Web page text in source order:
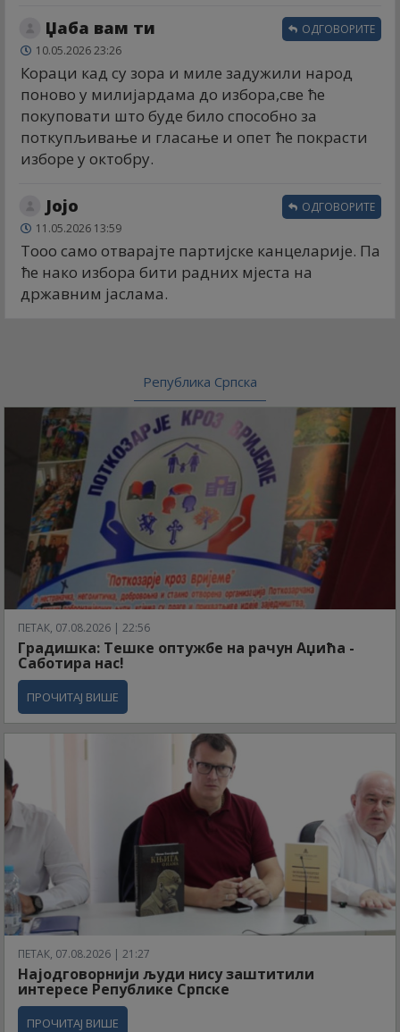
Џаба вам ти
10.05.2026 23:26
Кораци кад су зора и миле задужили народ
поново у милијардама до избора,све ће
покуповати што буде било способно за
поткупљивање и гласање и опет ће покрасти
изборе у октобру.
ОДГОВОРИТЕ
Јојо
11.05.2026 13:59
Тооо само отварајте партијске канцеларије. Па
ће нако избора бити радних мјеста на
државним јаслама.
ОДГОВОРИТЕ
Република Српска
ПЕТАК, 07.08.2026 | 22:56
Градишка: Тешке оптужбе на рачун Аџића -
Саботира нас!
ПРОЧИТАЈ ВИШЕ
ПЕТАК, 07.08.2026 | 21:27
Најодговорнији људи нису заштитили
интересе Републике Српске
ПРОЧИТАЈ ВИШЕ